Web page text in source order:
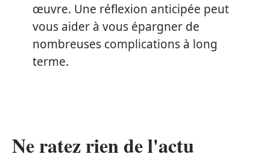
œuvre. Une réflexion anticipée peut
vous aider à vous épargner de
nombreuses complications à long
terme.
Ne ratez rien de l'actu